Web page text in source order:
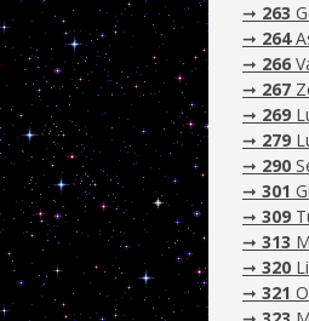
➞ 263
➞ 264
➞ 266
➞ 267
➞ 269
➞ 279
➞ 290
➞ 301
➞ 309
➞ 313
➞ 320
➞ 321